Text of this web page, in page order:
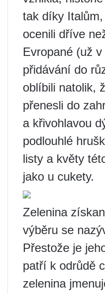
tak díky
ocenili dříve
Evropané (už
přidávání do
oblíbili natolik,
přenesli do
a křivohlavou
podlouhlé
listy a květy
jako u cukety.
Zelenina
výběru se
Přestože je
patří k odrůdě
zelenina